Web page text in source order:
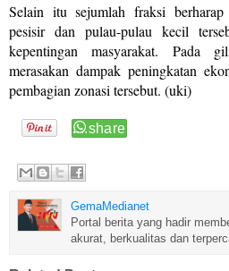
Selain itu sejumlah fraksi
pesisir dan pulau-pulau kecil
kepentingan masyarakat. Pada
merasakan dampak peningkatan
pembagian zonasi tersebut. (uki)
GemaMedianet
Portal berita yang hadir
akurat, berkualitas dan